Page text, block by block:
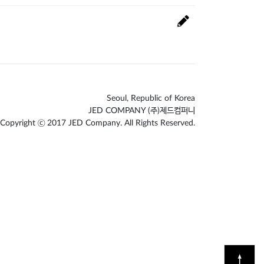
Seoul, Republic of Korea
JED COMPANY (주)제드컴퍼니
Copyright ⓒ 2017 JED Company. All Rights Reserved.
↑